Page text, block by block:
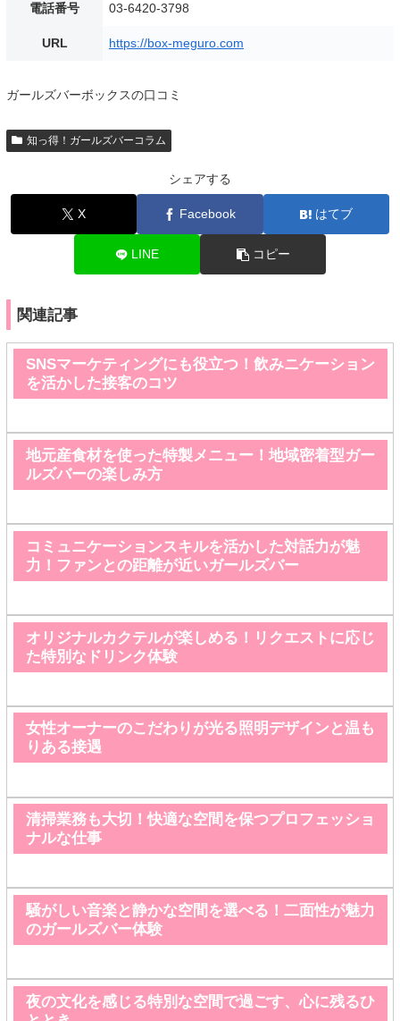
電話番号 03-6420-3798
URL https://box-meguro.com
ガールズバーボックスの口コミ
知っ得！ガールズバーコラム
シェアする
X Facebook はてブ
LINE コピー
関連記事
SNSマーケティングにも役立つ！飲みニケーション
を活かした接客のコツ
地元産食材を使った特製メニュー！地域密着型ガー
ルズバーの楽しみ方
コミュニケーションスキルを活かした対話力が魅
力！ファンとの距離が近いガールズバー
オリジナルカクテルが楽しめる！リクエストに応じ
た特別なドリンク体験
女性オーナーのこだわりが光る照明デザインと温も
りある接遇
清掃業務も大切！快適な空間を保つプロフェッショ
ナルな仕事
騒がしい音楽と静かな空間を選べる！二面性が魅力
のガールズバー体験
夜の文化を感じる特別な空間で過ごす、心に残るひ